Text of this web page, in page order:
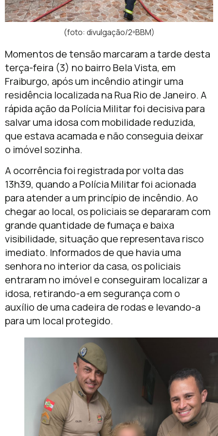
(foto: divulgação/2ºBBM)
Momentos de tensão marcaram a tarde desta
terça-feira (3) no bairro Bela Vista, em
Fraiburgo, após um incêndio atingir uma
residência localizada na Rua Rio de Janeiro. A
rápida ação da Polícia Militar foi decisiva para
salvar uma idosa com mobilidade reduzida,
que estava acamada e não conseguia deixar
o imóvel sozinha.
A ocorrência foi registrada por volta das
13h39, quando a Polícia Militar foi acionada
para atender a um princípio de incêndio. Ao
chegar ao local, os policiais se depararam com
grande quantidade de fumaça e baixa
visibilidade, situação que representava risco
imediato. Informados de que havia uma
senhora no interior da casa, os policiais
entraram no imóvel e conseguiram localizar a
idosa, retirando-a em segurança com o
auxílio de uma cadeira de rodas e levando-a
para um local protegido.